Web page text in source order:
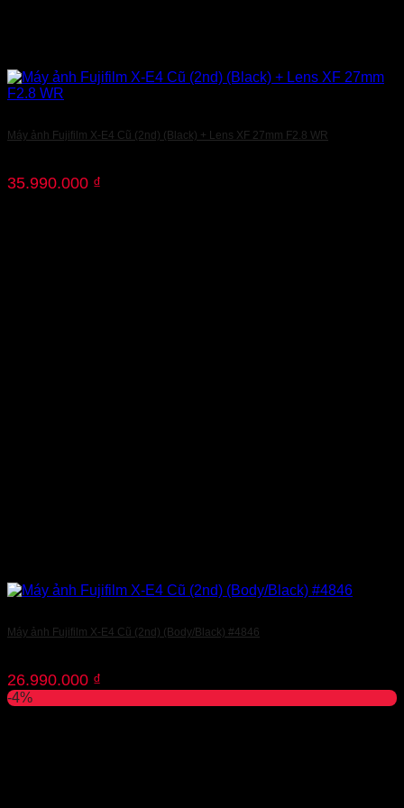
Máy ảnh Fujifilm X-E4 Cũ (2nd) (Black) + Lens XF 27mm F2.8 WR
35.990.000 ₫
Máy ảnh Fujifilm X-E4 Cũ (2nd) (Body/Black) #4846
26.990.000 ₫
-4%